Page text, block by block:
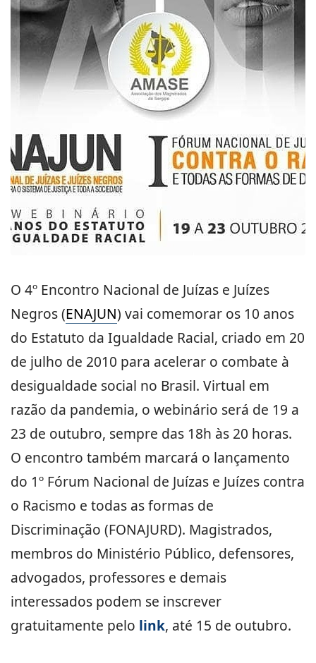
O 4º Encontro Nacional de Juízas e Juízes
Negros (ENAJUN) vai comemorar os 10 anos
do Estatuto da Igualdade Racial, criado em 20
de julho de 2010 para acelerar o combate à
desigualdade social no Brasil. Virtual em
razão da pandemia, o webinário será de 19 a
23 de outubro, sempre das 18h às 20 horas.
O encontro também marcará o lançamento
do 1º Fórum Nacional de Juízas e Juízes contra
o Racismo e todas as formas de
Discriminação (FONAJURD). Magistrados,
membros do Ministério Público, defensores,
advogados, professores e demais
interessados podem se inscrever
gratuitamente pelo link, até 15 de outubro.